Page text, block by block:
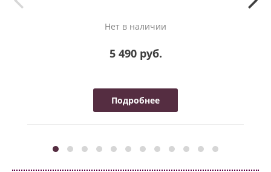
Нет в наличии
5 490 руб.
Подробнее